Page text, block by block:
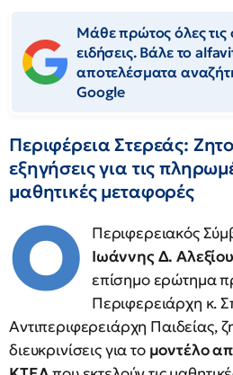
Μάθε πρώτος όλες τις
ειδήσεις. Βάλε το
αποτελέσματα
Google
Περιφέρεια Στερεάς:
εξηγήσεις για τις
μαθητικές μεταφορές
Ο
Περιφερειακός
Ιωάννης Δ. Αλεξίου
επίσημο ερώτημα
Περιφερειάρχη κ.
Αντιπεριφερειάρχη Παιδείας,
διευκρινίσεις για το μοντέλο